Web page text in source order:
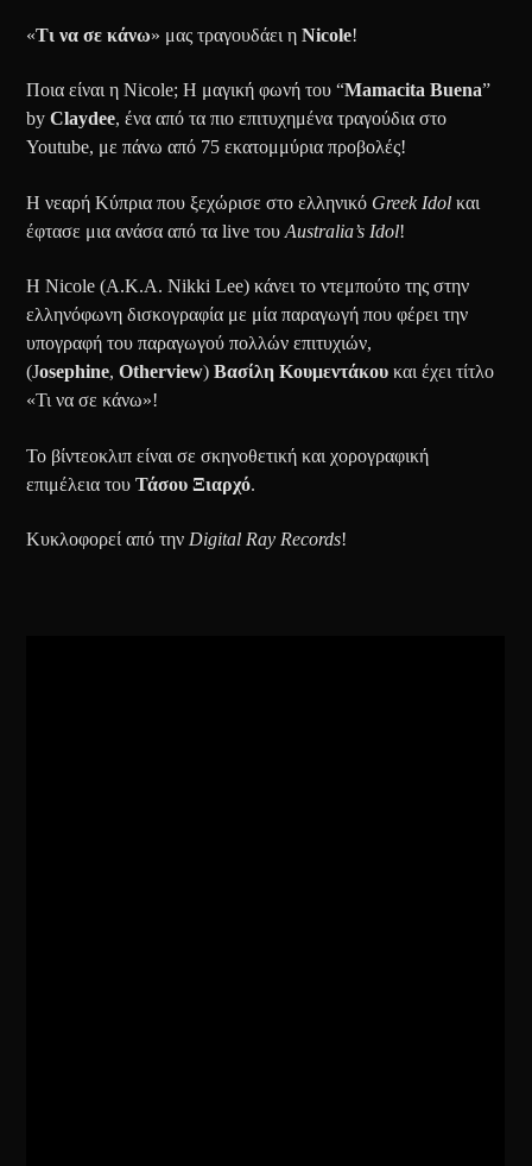
«Τι να σε κάνω» μας τραγουδάει ηNicole!
Ποια είναι η Nicole; Η μαγική φωνή του “Mamacita Buena”
byClaydee, ένα από τα πιο επιτυχημένα τραγούδια στο
Youtube, με πάνω από 75 εκατομμύρια προβολές!
H νεαρή Κύπρια που ξεχώρισε στο ελληνικό Greek Idol και
έφτασε μια ανάσα από τα live τουAustralia’s Idol!
H Nicole (A.K.A. Nikki Lee) κάνει το ντεμπούτο της στην
ελληνόφωνη δισκογραφία με μία παραγωγή που φέρει την
υπογραφή του παραγωγού πολλών επιτυχιών,
(Josephine,Otherview)Βασίλη Κουμεντάκου και έχει τίτλο
«Τι να σε κάνω»!
Το βίντεοκλιπ είναι σε σκηνοθετική και χορογραφική
επιμέλεια τουΤάσου Ξιαρχό.
Κυκλοφορεί από την Digital Ray Records!